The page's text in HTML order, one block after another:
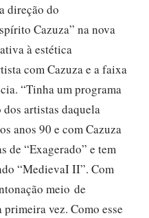
direção do
Cazuza” na nova
à estética
com Cazuza e a faixa
“Tinha um programa
artistas daquela
anos 90 e com Cazuza
de “Exagerado” e tem
“MedievaI II”. Com
meio de
vez. Como esse